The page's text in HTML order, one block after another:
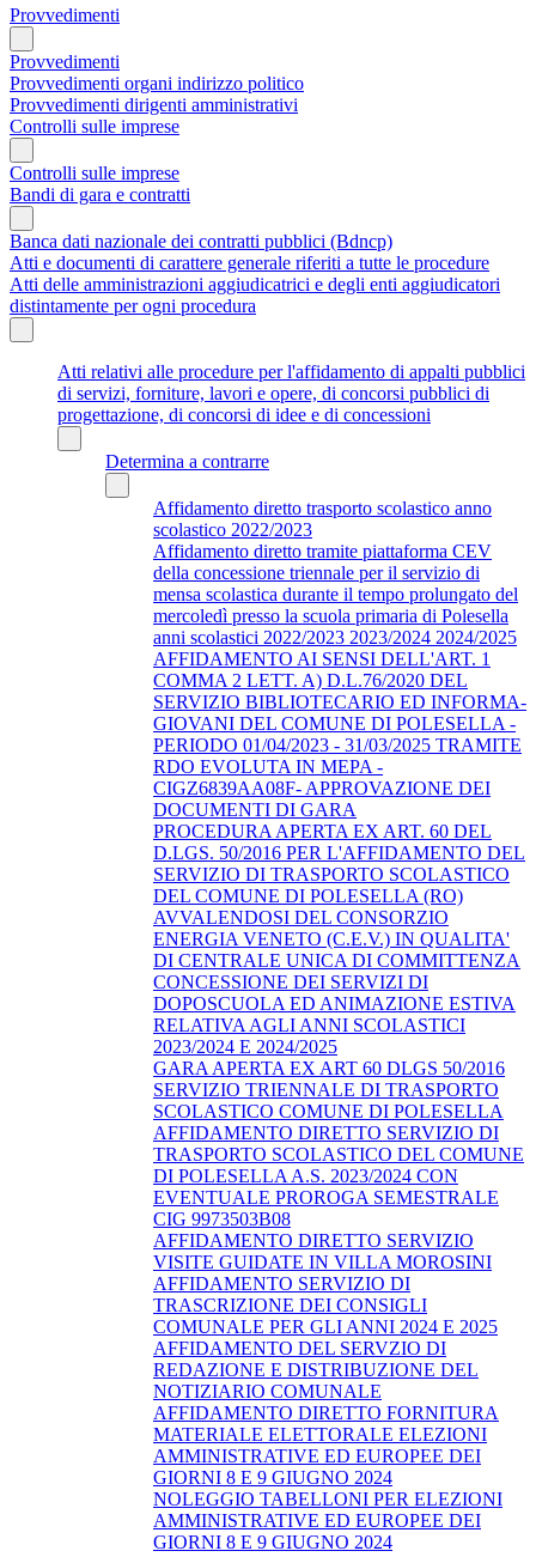
Provvedimenti
Provvedimenti
Provvedimenti organi indirizzo politico
Provvedimenti dirigenti amministrativi
Controlli sulle imprese
Controlli sulle imprese
Bandi di gara e contratti
Banca dati nazionale dei contratti pubblici (Bdncp)
Atti e documenti di carattere generale riferiti a tutte le procedure
Atti delle amministrazioni aggiudicatrici e degli enti aggiudicatori
distintamente per ogni procedura
Atti relativi alle procedure per l'affidamento di appalti pubblici
di servizi, forniture, lavori e opere, di concorsi pubblici di
progettazione, di concorsi di idee e di concessioni
Determina a contrarre
Affidamento diretto trasporto scolastico anno
scolastico 2022/2023
Affidamento diretto tramite piattaforma CEV
della concessione triennale per il servizio di
mensa scolastica durante il tempo prolungato del
mercoledì presso la scuola primaria di Polesella
anni scolastici 2022/2023 2023/2024 2024/2025
AFFIDAMENTO AI SENSI DELL'ART. 1
COMMA 2 LETT. A) D.L.76/2020 DEL
SERVIZIO BIBLIOTECARIO ED INFORMA-
GIOVANI DEL COMUNE DI POLESELLA -
PERIODO 01/04/2023 - 31/03/2025 TRAMITE
RDO EVOLUTA IN MEPA -
CIGZ6839AA08F- APPROVAZIONE DEI
DOCUMENTI DI GARA
PROCEDURA APERTA EX ART. 60 DEL
D.LGS. 50/2016 PER L'AFFIDAMENTO DEL
SERVIZIO DI TRASPORTO SCOLASTICO
DEL COMUNE DI POLESELLA (RO)
AVVALENDOSI DEL CONSORZIO
ENERGIA VENETO (C.E.V.) IN QUALITA'
DI CENTRALE UNICA DI COMMITTENZA
CONCESSIONE DEI SERVIZI DI
DOPOSCUOLA ED ANIMAZIONE ESTIVA
RELATIVA AGLI ANNI SCOLASTICI
2023/2024 E 2024/2025
GARA APERTA EX ART 60 DLGS 50/2016
SERVIZIO TRIENNALE DI TRASPORTO
SCOLASTICO COMUNE DI POLESELLA
AFFIDAMENTO DIRETTO SERVIZIO DI
TRASPORTO SCOLASTICO DEL COMUNE
DI POLESELLA A.S. 2023/2024 CON
EVENTUALE PROROGA SEMESTRALE
CIG 9973503B08
AFFIDAMENTO DIRETTO SERVIZIO
VISITE GUIDATE IN VILLA MOROSINI
AFFIDAMENTO SERVIZIO DI
TRASCRIZIONE DEI CONSIGLI
COMUNALE PER GLI ANNI 2024 E 2025
AFFIDAMENTO DEL SERVZIO DI
REDAZIONE E DISTRIBUZIONE DEL
NOTIZIARIO COMUNALE
AFFIDAMENTO DIRETTO FORNITURA
MATERIALE ELETTORALE ELEZIONI
AMMINISTRATIVE ED EUROPEE DEI
GIORNI 8 E 9 GIUGNO 2024
NOLEGGIO TABELLONI PER ELEZIONI
AMMINISTRATIVE ED EUROPEE DEI
GIORNI 8 E 9 GIUGNO 2024